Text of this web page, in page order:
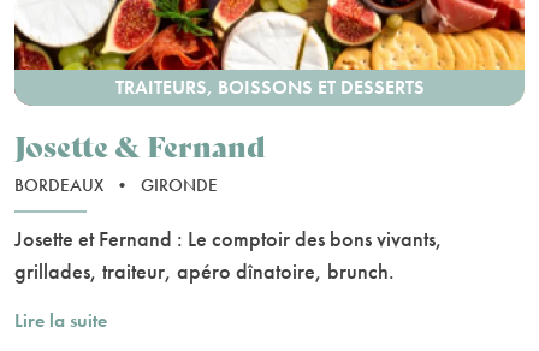
TRAITEURS, BOISSONS ET DESSERTS
Josette & Fernand
BORDEAUX • GIRONDE
Josette et Fernand : Le comptoir des bons vivants,
grillades, traiteur, apéro dînatoire, brunch.
Lire la suite